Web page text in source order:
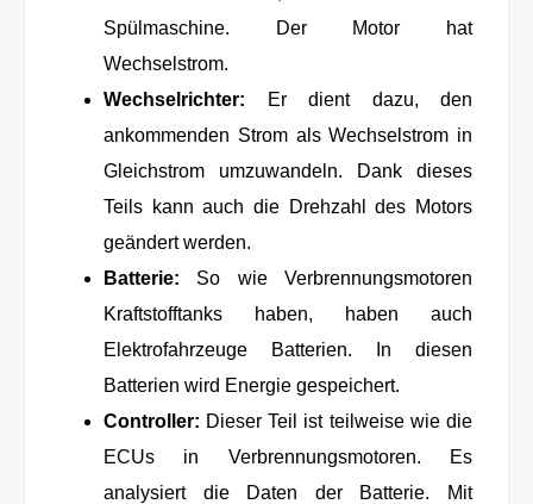
Spülmaschine. Der Motor hat
Wechselstrom.
Wechselrichter: Er dient dazu, den
ankommenden Strom als Wechselstrom in
Gleichstrom umzuwandeln. Dank dieses
Teils kann auch die Drehzahl des Motors
geändert werden.
Batterie: So wie Verbrennungsmotoren
Kraftstofftanks haben, haben auch
Elektrofahrzeuge Batterien. In diesen
Batterien wird Energie gespeichert.
Controller: Dieser Teil ist teilweise wie die
ECUs in Verbrennungsmotoren. Es
analysiert die Daten der Batterie. Mit